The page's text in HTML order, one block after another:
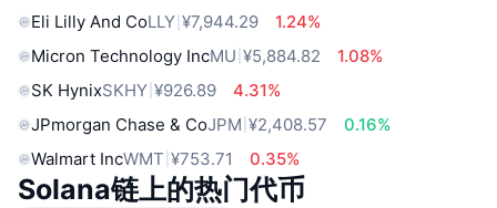
Eli Lilly And CoLLY ¥7,944.29
1.24%
Micron Technology IncMU ¥5,884.82
1.08%
SK HynixSKHY ¥926.89
4.31%
JPmorgan Chase & CoJPM ¥2,408.57
0.16%
Walmart IncWMT ¥753.71 0.35%
Solana链上的热门代币